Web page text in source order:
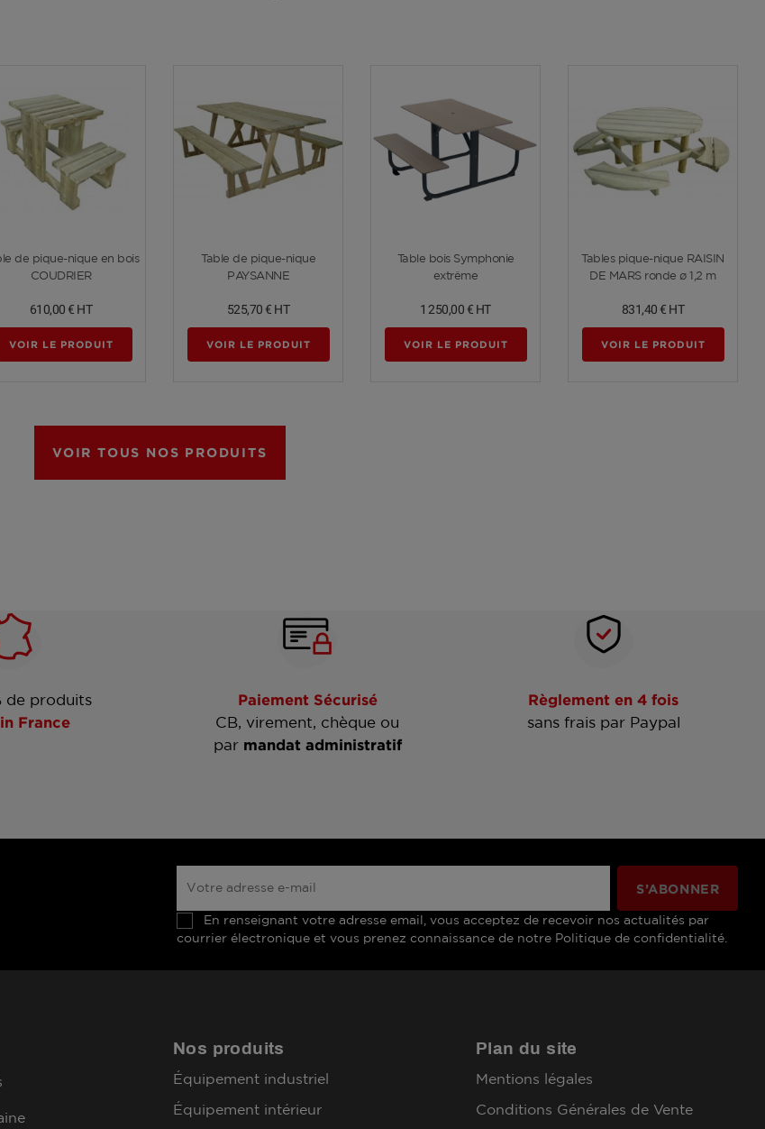
Voir plus
de pique-nique en bois
COUDRIER
610,00 € HT
VOIR LE PRODUIT
Voir plus
Table de pique-nique
PAYSANNE
525,70 € HT
VOIR LE PRODUIT
Voir plus
Table bois Symphonie
extrême
1 250,00 € HT
VOIR LE PRODUIT
Voir plus
Tables pique-nique RAISIN
DE MARS ronde ø 1,2 m
831,40 € HT
VOIR LE PRODUIT
VOIR TOUS NOS PRODUITS
de produits
France
Paiement Sécurisé
CB, virement, chèque ou
par mandat administratif
Règlement en 4 fois
sans frais par Paypal
En renseignant votre adresse email, vous acceptez de recevoir nos actualités par
courrier électronique et vous prenez connaissance de notre Politique de confidentialité.
Nos produits
Équipement industriel
Équipement intérieur
Plan du site
Mentions légales
Conditions Générales de Vente